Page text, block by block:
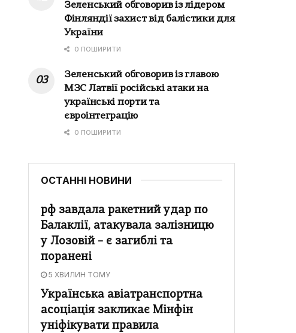
Зеленський обговорив із лідером
Фінляндії захист від балістики для
України
0 ПОШИРИТИ
Зеленський обговорив із главою
МЗС Латвії російські атаки на
українські порти та
євроінтеграцію
0 ПОШИРИТИ
ОСТАННІ НОВИНИ
рф завдала ракетний удар по
Балаклії, атакувала залізницю
у Лозовій – є загиблі та
поранені
5 ХВИЛИН ТОМУ
Українська авіатранспортна
асоціація закликає Мінфін
уніфікувати правила